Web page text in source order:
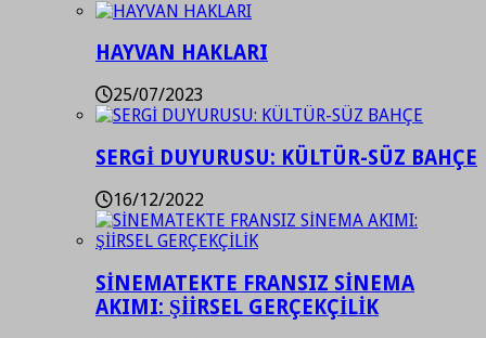
HAYVAN HAKLARI
25/07/2023
SERGİ DUYURUSU: KÜLTÜR-SÜZ BAHÇE
16/12/2022
SİNEMATEKTE FRANSIZ SİNEMA
AKIMI: ŞİİRSEL GERÇEKÇİLİK